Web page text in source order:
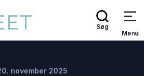
Søg
Menu
november 2025